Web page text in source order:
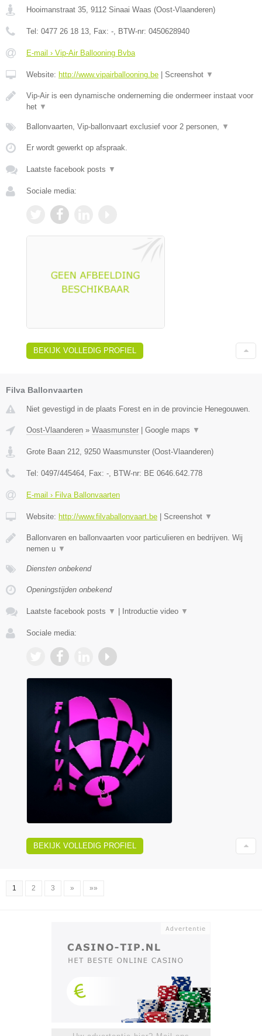
Hooimanstraat 35, 9112 Sinaai Waas (Oost-Vlaanderen)
Tel: 0477 26 18 13, Fax: -, BTW-nr: 0450628940
E-mail › Vip-Air Ballooning Bvba
Website: http://www.vipairballooning.be Screenshot ▼
Vip-Air is een dynamische onderneming die ondermeer instaat voor
het ▼
Ballonvaarten, Vip-ballonvaart exclusief voor 2 personen, ▼
Er wordt gewerkt op afspraak.
Laatste facebook posts ▼
Sociale media:
BEKIJK VOLLEDIG PROFIEL
Filva Ballonvaarten
Niet gevestigd in de plaats Forest en in de provincie Henegouwen.
Oost-Vlaanderen » Waasmunster | Google maps ▼
Grote Baan 212 9250 Waasmunster (Oost-Vlaanderen)
Tel: 0497/445464 , Fax: - , BTW-nr: BE 0646.642.778
E-mail › Filva Ballonvaarten
Website: http://www.filvaballonvaart.be | Screenshot ▼
Ballonvaren en ballonvaarten voor particulieren en bedrijven. Wij
nemen u ▼
Diensten onbekend
Openingstijden onbekend
Laatste facebook posts ▼ | Introductie video ▼
Sociale media:
BEKIJK VOLLEDIG PROFIEL
1 2 3 » »»